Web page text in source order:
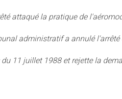
attaqué la pratique de
administratif a annulé
11 juillet 1988 et rejette la